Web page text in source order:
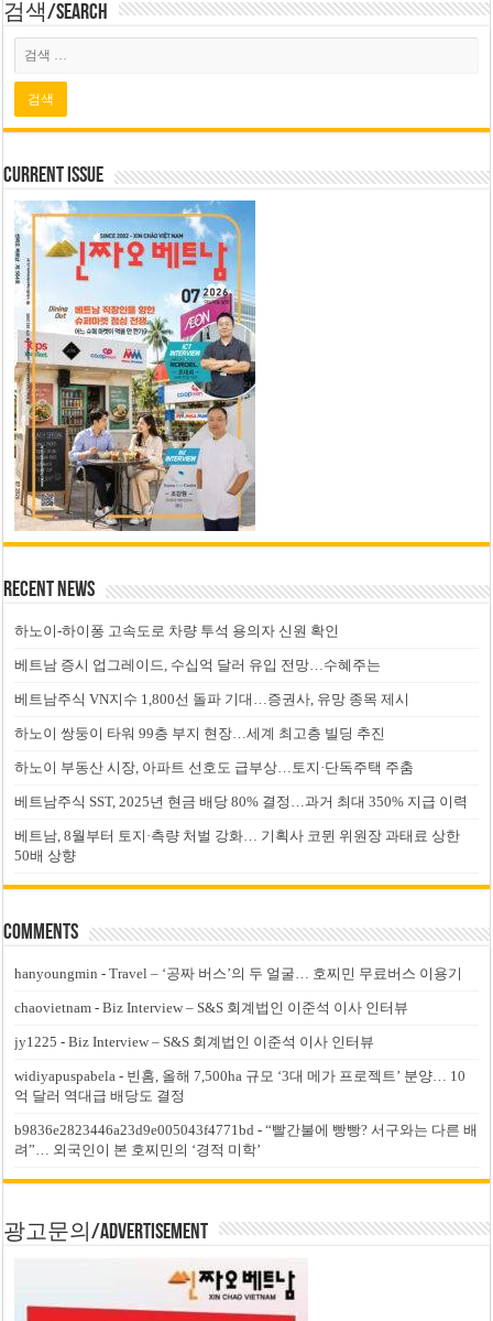
검색/Search
Current Issue
Recent News
하노이-하이퐁 고속도로 차량 투석 용의자 신원 확인
베트남 증시 업그레이드, 수십억 달러 유입 전망…수혜주는
베트남주식 VN지수 1,800선 돌파 기대…증권사, 유망 종목 제시
하노이 쌍둥이 타워 99층 부지 현장…세계 최고층 빌딩 추진
하노이 부동산 시장, 아파트 선호도 급부상…토지·단독주택 주춤
베트남주식 SST, 2025년 현금 배당 80% 결정…과거 최대 350% 지급 이력
베트남, 8월부터 토지·측량 처벌 강화… 기획사 코뮌 위원장 과태료 상한
50배 상향
Comments
hanyoungmin -Travel – ‘공짜 버스’의 두 얼굴… 호찌민 무료버스 이용기
chaovietnam -Biz Interview – S&S 회계법인 이준석 이사 인터뷰
jy1225 -Biz Interview – S&S 회계법인 이준석 이사 인터뷰
widiyapuspabela - 빈홈, 올해 7,500ha 규모 ‘3대 메가 프로젝트’ 분양… 10
억 달러 역대급 배당도 결정
b9836e2823446a23d9e005043f4771bd -“빨간불에 빵빵? 서구와는 다른 배
려”… 외국인이 본 호찌민의 ‘경적 미학’
광고문의/Advertisement